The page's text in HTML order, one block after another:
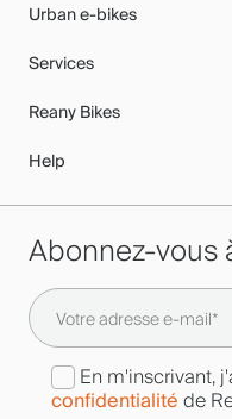
Urban e-bikes
Services
Reany Bikes
Help
Abonnez-vous
En m'inscrivant,
confidentialité de